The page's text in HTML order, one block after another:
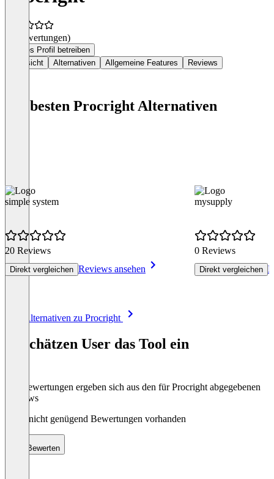
(0 Bewertungen)
Dieses Profil betreiben
Übersicht
Alternativen Allgemeine Features Reviews
Die besten Procright Alternativen
simple system
20 Reviews
Direkt vergleichen Reviews ansehen
mysupply
0 Reviews
Direkt vergleichen
Alle Alternativen zu Procright
So schätzen User das Tool ein
Die Bewertungen ergeben sich aus den für Procright abgegebenen
Reviews
Noch nicht genügend Bewertungen vorhanden
Bewerten